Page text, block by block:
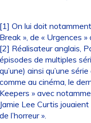
On lui doit
», de « Urgences »
Réalisateur anglais,
de multiples
ainsi qu’une
au cinéma, le
» avec
Lee Curtis
l’horreur ».